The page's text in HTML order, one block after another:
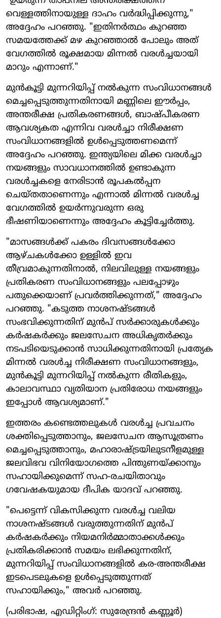
വെള്ളത്തിനായുള്ള ദാഹം വർദ്ധിപ്പിക്കുന്നു,"
അദ്ദേഹം പറഞ്ഞു. "ഇതിനർത്ഥം കുറഞ്ഞ
സമയത്തേക്ക് മഴ കുറഞ്ഞാൽ പോലും അത്
വേഗത്തിൽ രൂക്ഷമായ മിന്നൽ വരൾച്ചയായി
മാറും എന്നാണ്."
മുൻകൂട്ടി മുന്നറിയിപ്പ് നൽകുന്ന സംവിധാനങ്ങൾ
മെച്ചപ്പെടുത്തുന്നതിനായി മണ്ണിലെ ഈർപ്പം,
അന്തരീക്ഷ പ്രതികരണങ്ങൾ, ബാഷ്പീകരണ
ആവശ്യകത എന്നിവ വരൾച്ചാ നിരീക്ഷണ
സംവിധാനങ്ങളിൽ ഉൾപ്പെടുത്തണമെന്ന്
അദ്ദേഹം പറഞ്ഞു. ഇന്ത്യയിലെ മിക്ക വരൾച്ചാ
നയങ്ങളും സാവധാനത്തിൽ ഉണ്ടാകുന്ന
വരൾച്ചകളെ നേരിടാൻ രൂപകൽപ്പന
ചെയ്തതാണെന്നും എന്നാൽ മിന്നൽ വരൾച്ച
വേഗത്തിൽ ഉയർന്നുവരുന്ന ഒരു
ഭീഷണിയാണെന്നും അദ്ദേഹം കൂട്ടിച്ചേർത്തു.
"മാസങ്ങൾക്ക് പകരം ദിവസങ്ങൾക്കോ
ആഴ്ചകൾക്കോ ഉള്ളിൽ ഇവ
തീവ്രമാകുന്നതിനാൽ, നിലവിലുള്ള നയങ്ങളും
പ്രതികരണ സംവിധാനങ്ങളും പലപ്പോഴും
പതുക്കെയാണ് പ്രവർത്തിക്കുന്നത്," അദ്ദേഹം
പറഞ്ഞു. "കടുത്ത നാശനഷ്ടങ്ങൾ
സംഭവിക്കുന്നതിന് മുൻപ് സർക്കാരുകൾക്കും
കർഷകർക്കും ജലസേചന അധികൃതർക്കും
നടപടിയെടുക്കാൻ സാധിക്കുന്നതിനായി പ്രത്യേക
മിന്നൽ വരൾച്ച നിരീക്ഷണ സംവിധാനങ്ങളും,
മുൻകൂട്ടി മുന്നറിയിപ്പ് നൽകുന്ന രീതികളും,
കാലാവസ്ഥാ വ്യതിയാന പ്രതിരോധ നയങ്ങളും
ഇപ്പോൾ ആവശ്യമാണ്."
ഇത്തരം കണ്ടെത്തലുകൾ വരൾച്ച പ്രവചനം
ശക്തിപ്പെടുത്താനും, ജലസേചന ആസൂത്രണം
മെച്ചപ്പെടുത്താനും, മഹാരാഷ്ട്രയിലുടനീളമുള്ള
ജലവിഭവ വിനിയോഗത്തെ പിന്തുണയ്ക്കാനും
സഹായിക്കുമെന്ന് സഹ-രചയിതാവും
ഗവേഷകയുമായ ദീപിക യാദവ് പറഞ്ഞു.
"പെട്ടെന്ന് വികസിക്കുന്ന വരൾച്ച വലിയ
നാശനഷ്ടങ്ങൾ വരുത്തുന്നതിന് മുൻപ്
കർഷകർക്കും നിയമനിർമ്മാതാക്കൾക്കും
പ്രതികരിക്കാൻ സമയം ലഭിക്കുന്നതിന്,
മുന്നറിയിപ്പ് സംവിധാനങ്ങളിൽ കര-അന്തരീക്ഷ
ഇടപെടലുകളെ ഉൾപ്പെടുത്തുന്നത്
സഹായിക്കും," അവർ പറഞ്ഞു.
(പരിഭാഷ, എഡിറ്റിംഗ്: സുരേന്ദ്രൻ കണ്ണൂർ)